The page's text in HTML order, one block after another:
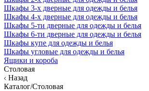
Шкафы 3-х дверные для одежды и белья
Шкафы 4-х дверные для одежды и белья
Шкафы 5-ти дверные для одежды и белья
Шкафы 6-ти дверные для одежды и белья
Шкафы купе для одежды и белья
Шкафы угловые для одежды и белья
Ящики и короба
Столовая
Назад
Каталог/Столовая